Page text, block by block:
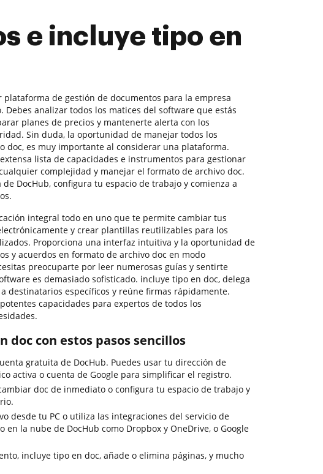
e incluye tipo en
plataforma de gestión de documentos para la empresa
Debes analizar todos los matices del software que estás
planes de precios y mantenerte alerta con los
Sin duda, la oportunidad de manejar todos los
doc, es muy importante al considerar una plataforma.
lista de capacidades e instrumentos para gestionar
complejidad y manejar el formato de archivo doc.
DocHub, configura tu espacio de trabajo y comienza a
integral todo en uno que te permite cambiar tus
y crear plantillas reutilizables para los
Proporciona una interfaz intuitiva y la oportunidad de
y acuerdos en formato de archivo doc en modo
preocuparte por leer numerosas guías y sentirte
es demasiado sofisticado. incluye tipo en doc, delega
destinatarios específicos y reúne firmas rápidamente.
capacidades para expertos de todos los
doc con estos pasos sencillos
gratuita de DocHub. Puedes usar tu dirección de
activa o cuenta de Google para simplificar el registro.
doc de inmediato o configura tu espacio de trabajo y
desde tu PC o utiliza las integraciones del servicio de
en la nube de DocHub como Dropbox y OneDrive, o Google
incluye tipo en doc, añade o elimina páginas, y mucho